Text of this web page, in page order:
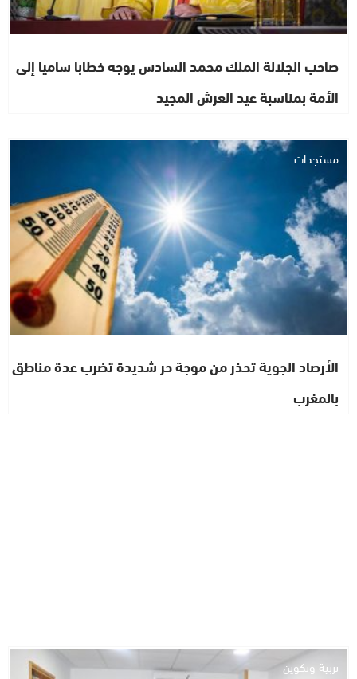
صاحب الجلالة الملك محمد السادس يوجه خطابا ساميا إلى
الأمة بمناسبة عيد العرش المجيد
مستجدات
الأرصاد الجوية تحذر من موجة حر شديدة تضرب عدة مناطق
بالمغرب
تربية وتكوين